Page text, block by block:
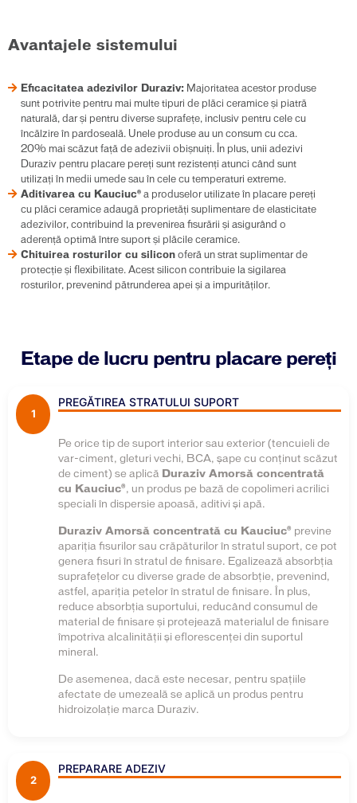
Avantajele sistemului
Eficacitatea adezivilor Duraziv: Majoritatea acestor produse
sunt potrivite pentru mai multe tipuri de plăci ceramice și piatră
naturală, dar și pentru diverse suprafețe, inclusiv pentru cele cu
încălzire în pardoseală. Unele produse au un consum cu cca.
20% mai scăzut față de adezivii obișnuiți. În plus, unii adezivi
Duraziv pentru placare pereți sunt rezistenți atunci când sunt
utilizați în medii umede sau în cele cu temperaturi extreme.
Aditivarea cu Kauciuc® a produselor utilizate în placare pereți
cu plăci ceramice adaugă proprietăți suplimentare de elasticitate
adezivilor, contribuind la prevenirea fisurării și asigurând o
aderență optimă între suport și plăcile ceramice.
Chituirea rosturilor cu silicon oferă un strat suplimentar de
protecție și flexibilitate. Acest silicon contribuie la sigilarea
rosturilor, prevenind pătrunderea apei și a impurităților.
Etape de lucru pentru placare pereți
1
PREGĂTIREA STRATULUI SUPORT
Pe orice tip de suport interior sau exterior (tencuieli de
var-ciment, gleturi vechi, BCA, şape cu conţinut scăzut
de ciment) se aplică Duraziv Amorsă concentrată
cu Kauciuc®
, un produs pe bază de copolimeri acrilici
speciali în dispersie apoasă, aditivi şi apă.
Duraziv Amorsă concentrată cu Kauciuc® previne
apariţia fisurilor sau crăpăturilor în stratul suport, ce pot
genera fisuri în stratul de finisare. Egalizează absorbția
suprafețelor cu diverse grade de absorbție, prevenind,
astfel, apariția petelor în stratul de finisare. În plus,
reduce absorbția suportului, reducând consumul de
material de finisare și protejează materialul de finisare
împotriva alcalinităţii şi eflorescenţei din suportul
mineral.
De asemenea, dacă este necesar, pentru spațiile
afectate de umezeală se aplică un produs pentru
hidroizolație marca Duraziv.
2
PREPARARE ADEZIV